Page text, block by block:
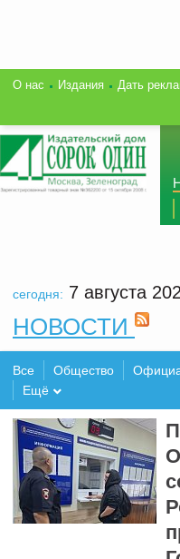
О нас Издания Дать
сегодня: 7 августа
НОВОСТИ
Все Общество
Ещё